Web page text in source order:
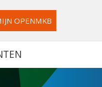
TWITTER
OPENMKB